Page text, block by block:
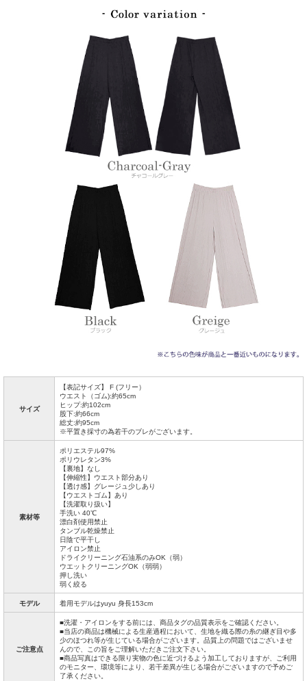
サイズ
【表記サイズ】 F (フリー）
ウエスト（ゴム):約65cm
ヒップ:約102cm
股下:約66cm
総丈:約95cm
※平置き採寸の為若干のブレがございます。
素材等
ポリエステル97%
ポリウレタン3%
【裏地】なし
【伸縮性】ウエスト部分あり
【透け感】グレージュ少しあり
【ウエストゴム】あり
【洗濯取り扱い】
手洗い 40℃
漂白剤使用禁止
タンブル乾燥禁止
日陰で平干し
アイロン禁止
ドライクリーニング石油系のみOK（弱）
ウエットクリーニングOK（弱弱）
押し洗い
弱く絞る
モデル 着用モデルはyuyu 身長153cm
ご注意点
■洗濯・アイロンをする前には、商品タグの品質表示をご確認ください。
■当店の商品は機械による生産過程において、生地を織る際の糸の継ぎ目や多
少のほつれ等が生じている場合がございます。品質上の問題ではございませ
んので、この旨をご理解いただきご注文下さい。
■商品写真はできる限り実物の色に近づけるよう加工しておりますが、ご利用
のモニター、環境等により、若干差異が生じる場合がございますので予めご
了承ください。